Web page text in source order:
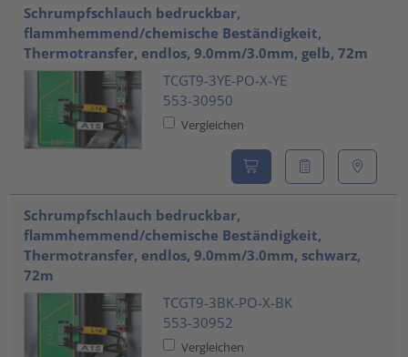
Schrumpfschlauch bedruckbar,
flammhemmend/chemische Beständigkeit,
Thermotransfer, endlos, 9.0mm/3.0mm, gelb, 72m
TCGT9-3YE-PO-X-YE
553-30950
Vergleichen
Schrumpfschlauch bedruckbar,
flammhemmend/chemische Beständigkeit,
Thermotransfer, endlos, 9.0mm/3.0mm, schwarz,
72m
TCGT9-3BK-PO-X-BK
553-30952
Vergleichen